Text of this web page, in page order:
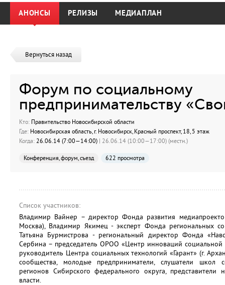
АНОНСЫ РЕЛИЗЫ МЕДИАПЛАН
Вернуться назад
Форум по социальному
предпринимательству
Кто: Правительство Новосибирской области
Где: Новосибирская область, г. Новосибирск, Красный проспект, 18, 5 этаж
Когда: 26.06.14 (7:00—14:00) | 26.06.14 (10:00—17:00) (местн.)
Конференция, форум, съезд 622 просмотра
Список участников:
Владимир Вайнер – директор Фонда развития
Москва), Владимир Якимец - эксперт Фонда региональных
Татьяна Бурмистрова - региональный директор Фонда
Сербина – председатель ОРОО «Центр инноваций
руководитель Центра социальных технологий «Гарант» (г.
сообщества, молодые предприниматели, слушатели школ
регионов Сибирского федерального округа, представители
власти.